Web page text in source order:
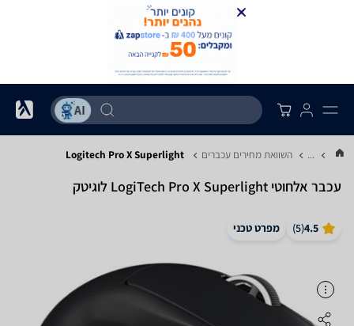
... השוואת מחירים עכברים Logitech Pro X Superlight
‏עכבר ‏אלחוטי LogiTech Pro X Superlight לוגיטק
4.5
(
5
) מפרט טכני